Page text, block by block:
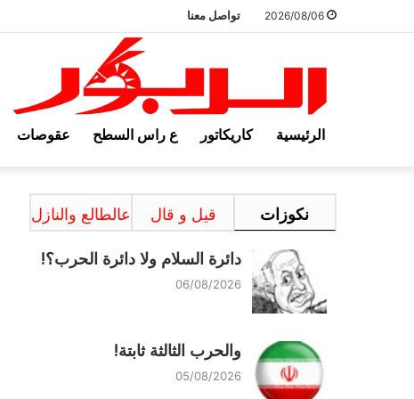
تواصل معنا
الرئيسية كاريكاتور ع راس السطح عقوصات
نكوزات قيل و قال عالطالع والنازل
دائرة السلام ولا دائرة الحرب؟!
06/08/2026
والحرب الثالثة ثابتة!
05/08/2026